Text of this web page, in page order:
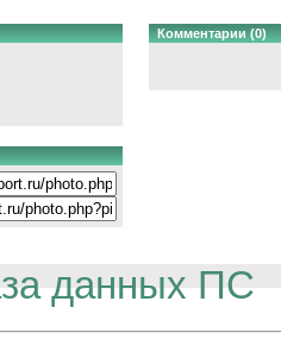
Комментарии (0)
данных ПС